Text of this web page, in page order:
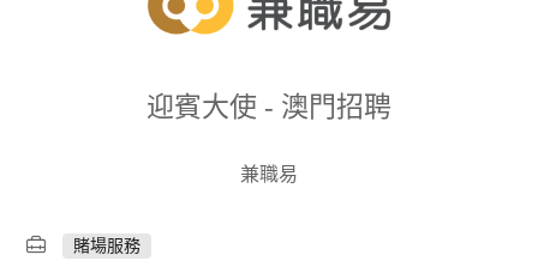
迎賓大使 - 澳門招聘
兼職易
賭場服務